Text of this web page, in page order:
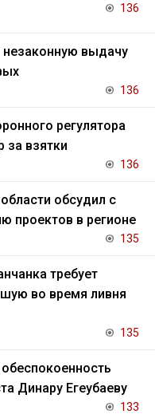
136
незаконную выдачу
136
регулятора
за взятки
136
обсудил с
проектов в регионе
135
требует
во время ливня
135
Динару Егеубаеву
133